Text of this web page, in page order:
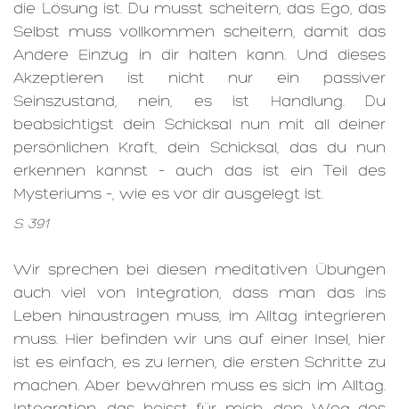
die Lösung ist. Du musst scheitern, das Ego, das
Selbst muss vollkommen scheitern, damit das
Andere Einzug in dir halten kann. Und dieses
Akzeptieren ist nicht nur ein passiver
Seinszustand, nein, es ist Handlung. Du
beabsichtigst dein Schicksal nun mit all deiner
persönlichen Kraft, dein Schicksal, das du nun
erkennen kannst – auch das ist ein Teil des
Mysteriums –, wie es vor dir ausgelegt ist.
S. 391
Wir sprechen bei diesen meditativen Übungen
auch viel von Integration, dass man das ins
Leben hinaustragen muss, im Alltag integrieren
muss. Hier befinden wir uns auf einer Insel, hier
ist es einfach, es zu lernen, die ersten Schritte zu
machen. Aber bewähren muss es sich im Alltag.